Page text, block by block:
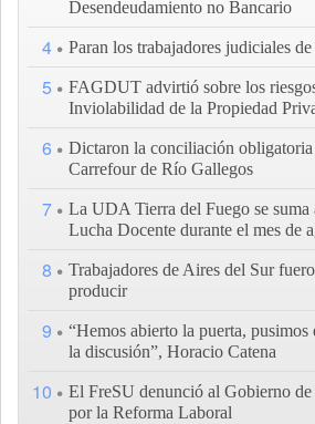
Desendeudamiento no Bancario
4 Paran los trabajadores judiciales
5
FAGDUT advirtió sobre los
Inviolabilidad de la Propiedad
6
Dictaron la conciliación obligatoria
Carrefour de Río Gallegos
7
La UDA Tierra del Fuego se
Lucha Docente durante el mes de
8
Trabajadores de Aires del Sur
producir
9
“Hemos abierto la puerta, pusimos
la discusión”, Horacio Catena
10
El FreSU denunció al Gobierno
por la Reforma Laboral